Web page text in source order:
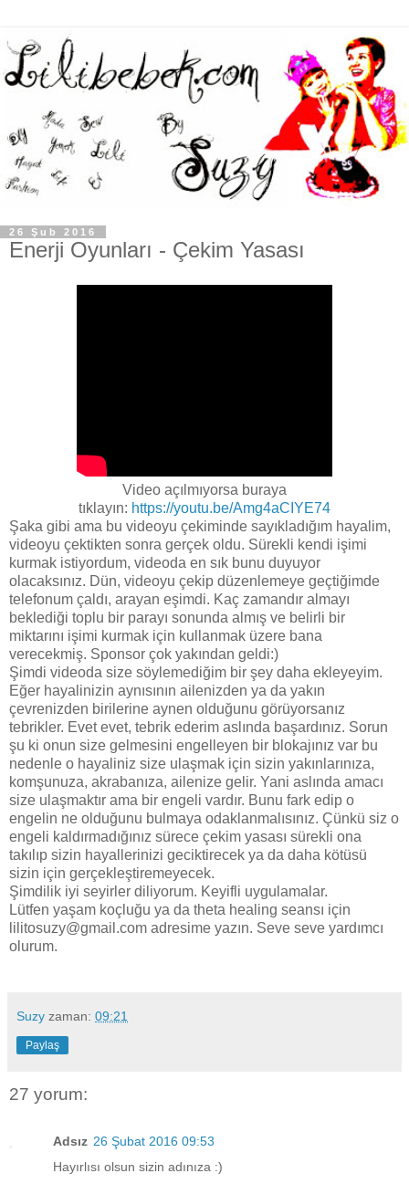
26 Şub 2016
Enerji Oyunları - Çekim Yasası
Video açılmıyorsa buraya
tıklayın: https://youtu.be/Amg4aCIYE74
Şaka gibi ama bu videoyu çekiminde sayıkladığım hayalim,
videoyu çektikten sonra gerçek oldu. Sürekli kendi işimi
kurmak istiyordum, videoda en sık bunu duyuyor
olacaksınız. Dün, videoyu çekip düzenlemeye geçtiğimde
telefonum çaldı, arayan eşimdi. Kaç zamandır almayı
beklediği toplu bir parayı sonunda almış ve belirli bir
miktarını işimi kurmak için kullanmak üzere bana
verecekmiş. Sponsor çok yakından geldi:)
Şimdi videoda size söylemediğim bir şey daha ekleyeyim.
Eğer hayalinizin aynısının ailenizden ya da yakın
çevrenizden birilerine aynen olduğunu görüyorsanız
tebrikler. Evet evet, tebrik ederim aslında başardınız. Sorun
şu ki onun size gelmesini engelleyen bir blokajınız var bu
nedenle o hayaliniz size ulaşmak için sizin yakınlarınıza,
komşunuza, akrabanıza, ailenize gelir. Yani aslında amacı
size ulaşmaktır ama bir engeli vardır. Bunu fark edip o
engelin ne olduğunu bulmaya odaklanmalısınız. Çünkü siz o
engeli kaldırmadığınız sürece çekim yasası sürekli ona
takılıp sizin hayallerinizi geciktirecek ya da daha kötüsü
sizin için gerçekleştiremeyecek.
Şimdilik iyi seyirler diliyorum. Keyifli uygulamalar.
Lütfen yaşam koçluğu ya da theta healing seansı için
lilitosuzy@gmail.com adresime yazın. Seve seve yardımcı
olurum.
Suzy zaman: 09:21
Paylaş
27 yorum:
Adsız 26 Şubat 2016 09:53
Hayırlısı olsun sizin adınıza :)